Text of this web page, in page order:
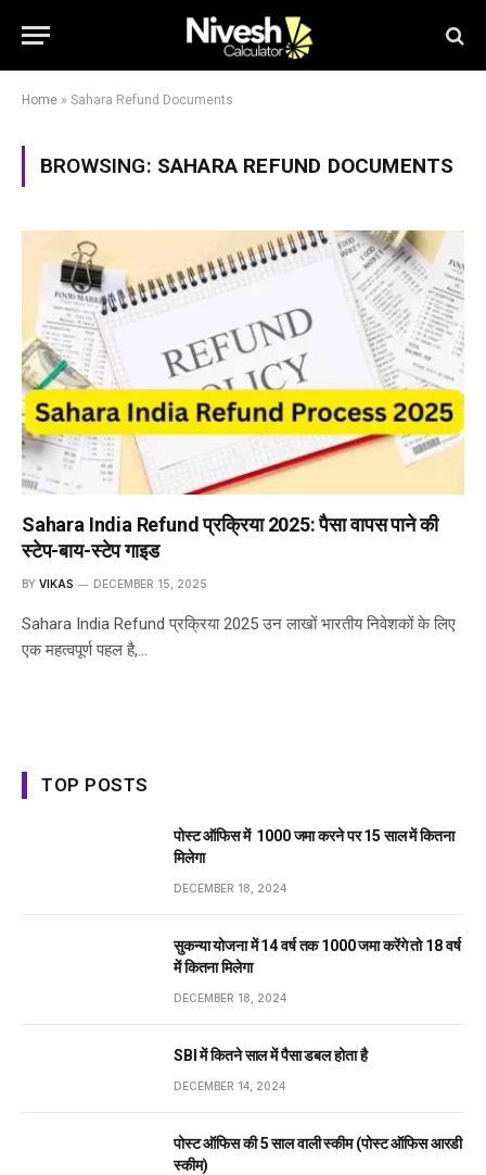
Home » Sahara Refund Documents
BROWSING: SAHARA REFUND DOCUMENTS
Sahara India Refund प्रक्रिया 2025: पैसा वापस पाने की
स्टेप-बाय-स्टेप गाइड
BY VIKAS DECEMBER 15, 2025
Sahara India Refund प्रक्रिया 2025 उन लाखों भारतीय निवेशकों के लिए
एक महत्वपूर्ण पहल है,…
TOP POSTS
पोस्ट ऑफिस में ₹ 1000 जमा करने पर 15 साल में कितना
मिलेगा
DECEMBER 18, 2024
सुकन्या योजना में 14 वर्ष तक ₹1000 जमा करेंगे तो 18 वर्ष
में कितना मिलेगा
DECEMBER 18, 2024
SBI में कितने साल में पैसा डबल होता है
DECEMBER 14, 2024
पोस्ट ऑफिस की 5 साल वाली स्कीम (पोस्ट ऑफिस आरडी
स्कीम)